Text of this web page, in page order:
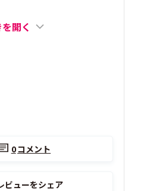
開く
0コメント
ビューをシェア